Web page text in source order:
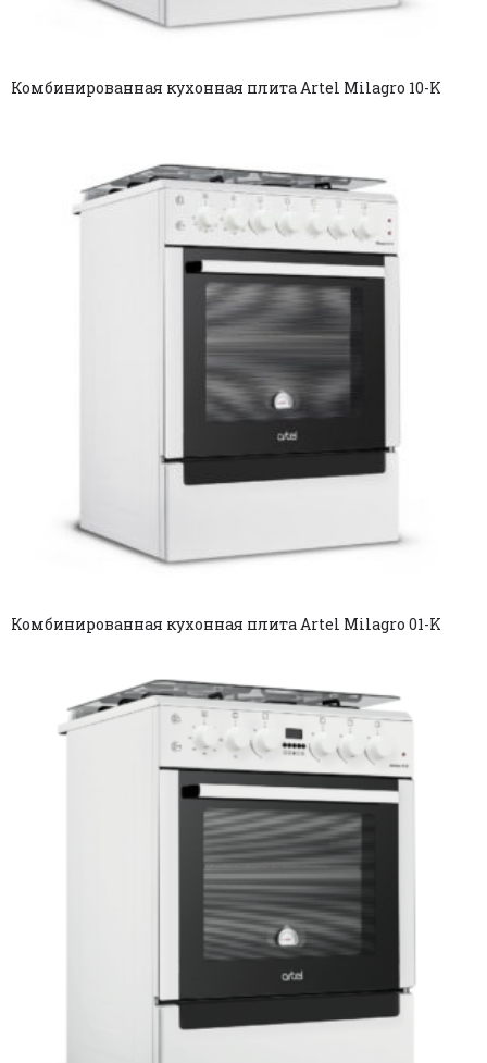
Комбинированная кухонная плита Artel Milagro 10-K
Комбинированная кухонная плита Artel Milagro 01-K